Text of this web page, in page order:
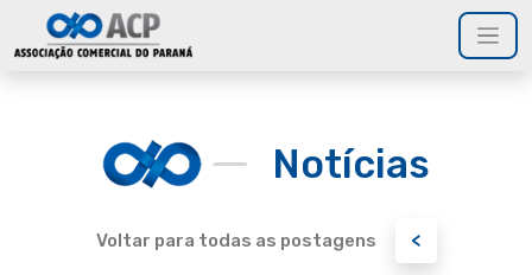
Notícias
Voltar para todas as postagens <